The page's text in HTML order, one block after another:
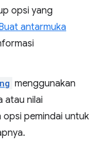
opsi yang
antarmuka
menggunakan
atau nilai
pemindai untuk